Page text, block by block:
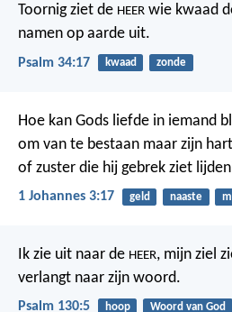
Toornig ziet de HEER wie kwaad
namen op aarde uit.
Psalm 34:17 kwaad zonde
Hoe kan Gods liefde in iemand
om van te bestaan maar zijn
of zuster die hij gebrek ziet
1 Johannes 3:17 geld naaste
Ik zie uit naar de HEER, mijn ziel
verlangt naar zijn woord.
Psalm 130:5 hoop Woord van God